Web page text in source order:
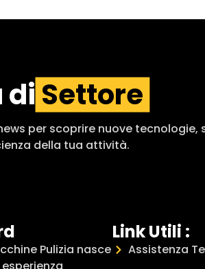
di Settore
per scoprire nuove
della tua attività.
Pulizia nasce
Link Utili :
Assistenza